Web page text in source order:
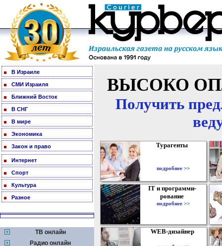
В Израиле
СМИ Израиля
Ближний Восток
В СНГ
В мире
Экономика
Закон и право
Интернет
Спорт
Культура
Разное
ТВ онлайн
Радио онлайн
ВЫСОКО
Получить
Турагенты
подробнее >>
IT и программи-
рование
подробнее >>
WEB-дизайнер